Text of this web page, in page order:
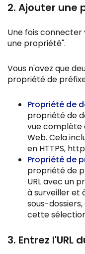
2. Ajouter une
Une fois connecter
une propriété".
Vous n'avez que
propriété de préfixe
Propriété de
propriété de
vue complète
Web. Cela
en HTTPS,
Propriété de
propriété de
URL avec un
à surveiller et
sous-
cette
3. Entrez l'URL